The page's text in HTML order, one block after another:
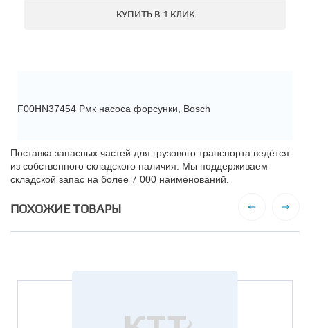
КУПИТЬ В 1 КЛИК
F00HN37454 Рмк насоса форсунки, Bosch
Поставка запасных частей для грузового транспорта ведётся
из собственного складского наличия. Мы поддерживаем
складской запас на более 7 000 наименований.
ПОХОЖИЕ ТОВАРЫ